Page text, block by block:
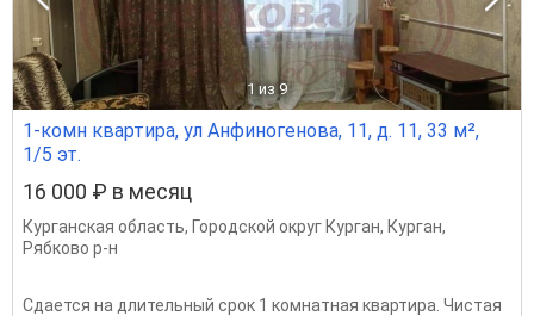
1 из 9
1-комн квартира, ул Анфиногенова, 11, д. 11, 33 м²,
1/5 эт.
16 000 ₽ в месяц
Курганская область, Городской округ Курган, Курган,
Рябково р-н
Сдается на длительный срок 1 комнатная квартира. Чистая